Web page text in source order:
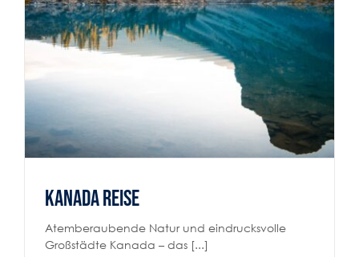
Reiselust
Kanada Reise
Atemberaubende Natur und eindrucksvolle
Großstädte Kanada – das [...]